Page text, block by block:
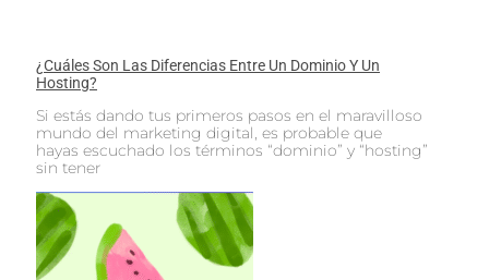
¿Cuáles Son Las Diferencias Entre Un Dominio Y Un
Hosting?
Si estás dando tus primeros pasos en el maravilloso
mundo del marketing digital, es probable que
hayas escuchado los términos “dominio” y “hosting”
sin tener